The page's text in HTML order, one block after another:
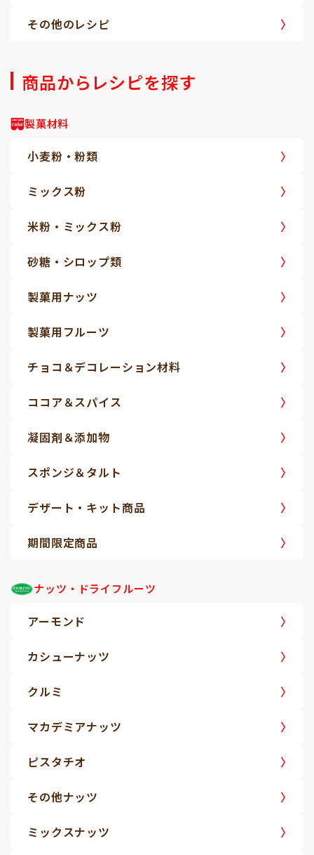
その他のレシピ
商品からレシピを探す
製菓材料
小麦粉・粉類
ミックス粉
米粉・ミックス粉
砂糖・シロップ類
製菓用ナッツ
製菓用フルーツ
チョコ＆デコレーション材料
ココア＆スパイス
凝固剤＆添加物
スポンジ＆タルト
デザート・キット商品
期間限定商品
ナッツ・ドライフルーツ
アーモンド
カシューナッツ
クルミ
マカデミアナッツ
ピスタチオ
その他ナッツ
ミックスナッツ